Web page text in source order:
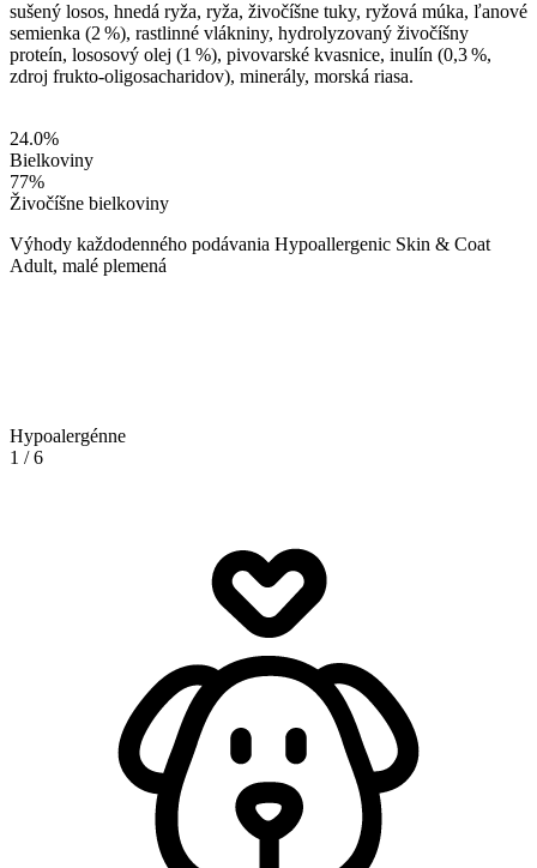
sušený losos, hnedá ryža, ryža, živočíšne tuky, ryžová múka, ľanové
semienka (2 %), rastlinné vlákniny, hydrolyzovaný živočíšny
proteín, lososový olej (1 %), pivovarské kvasnice, inulín (0,3 %,
zdroj frukto-oligosacharidov), minerály, morská riasa.
24.0%
Bielkoviny
77%
Živočíšne bielkoviny
Výhody každodenného podávania Hypoallergenic Skin & Coat
Adult, malé plemená
Hypoalergénne
1 /6